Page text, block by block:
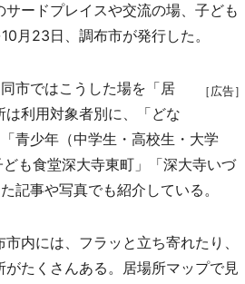
ードプレイスや交流の場、子ども
月23日、調布市が発行した。
［広告］
市ではこうした場を「居
利用対象者別に、「どな
青少年（中学生・高校生・大学
も食堂深大寺東町」「深大寺いづ
記事や写真でも紹介している。
内には、フラッと立ち寄れたり、
たくさんある。居場所マップで見